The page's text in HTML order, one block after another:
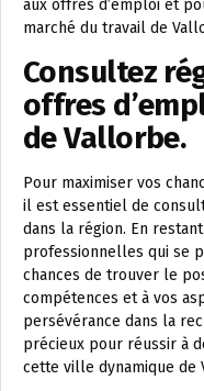
aux offres d’emploi et
marché du travail de
Consultez
offres
de Vallorbe.
Pour maximiser vos
il est essentiel de
dans la région. En
professionnelles qui se
chances de trouver le
compétences et à vos
persévérance dans la
précieux pour réussir à
cette ville dynamique de